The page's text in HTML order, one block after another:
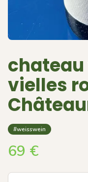
vielles
#weisswein
69 €